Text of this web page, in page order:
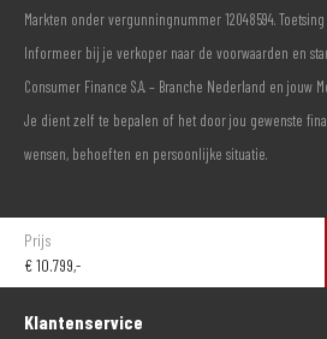
Markten onder vergunningnummer 12048594.
Informeer bij je verkoper naar de voorwaarden en
Consumer Finance S.A. – Branche Nederland en jouw
Je dient zelf te bepalen of het door jou gewenste
wensen, behoeften en persoonlijke situatie.
Prijs
€10.799,-
Klantenservice